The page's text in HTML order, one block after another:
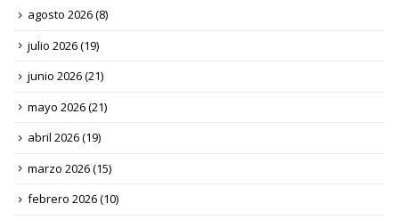
agosto 2026(8)
julio 2026(19)
junio 2026(21)
mayo 2026(21)
abril 2026(19)
marzo 2026(15)
febrero 2026(10)